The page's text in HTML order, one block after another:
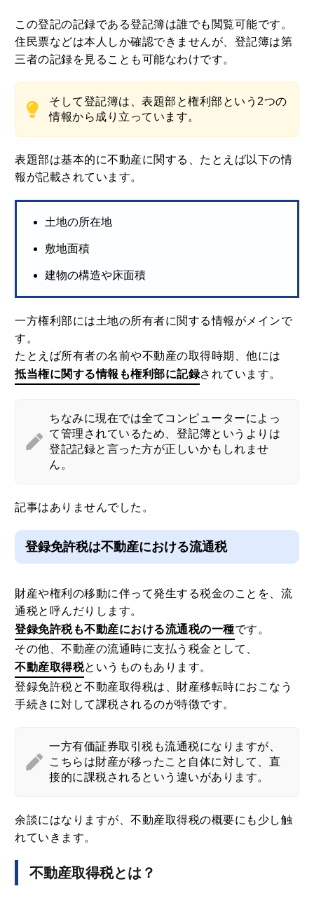
この登記の記録である登記簿は誰でも閲覧可能です。
住民票などは本人しか確認できませんが、登記簿は第
三者の記録を見ることも可能なわけです。
そして登記簿は、表題部と権利部という2つの
情報から成り立っています。
表題部は基本的に不動産に関する、たとえば以下の情
報が記載されています。
土地の所在地
敷地面積
建物の構造や床面積
一方権利部には土地の所有者に関する情報がメインで
す。
たとえば所有者の名前や不動産の取得時期、他には
抵当権に関する情報も権利部に記録されています。
ちなみに現在では全てコンピューターによっ
て管理されているため、登記簿というよりは
登記記録と言った方が正しいかもしれませ
ん。
記事はありませんでした。
登録免許税は不動産における流通税
財産や権利の移動に伴って発生する税金のことを、流
通税と呼んだりします。
登録免許税も不動産における流通税の一種です。
その他、不動産の流通時に支払う税金として、
不動産取得税というものもあります。
登録免許税と不動産取得税は、財産移転時におこなう
手続きに対して課税されるのが特徴です。
一方有価証券取引税も流通税になりますが、
こちらは財産が移ったこと自体に対して、直
接的に課税されるという違いがあります。
余談にはなりますが、不動産取得税の概要にも少し触
れていきます。
不動産取得税とは？